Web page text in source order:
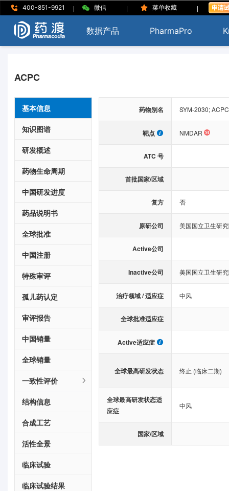
400-851-9921 | 微信 | 菜单收藏 |
数据产品 PharmaPro
ACPC
基本信息
知识图谱
研发概述
药物生命周期
中国研发进度
药品说明书
全球批准
中国注册
特殊审评
孤儿药认定
审评报告
中国销量
全球销量
一致性评价
结构信息
合成工艺
活性全景
临床试验
临床试验结果
药物别名 SYM-2030; ACPC
靶点 NMDAR
ATC 号
首批国家/区域
复方 否
原研公司 美国国立卫生研
Active公司
Inactive公司 美国国立卫生研
治疗领域 / 适应症 中风
全球批准适应症
Active适应症
全球最高研发状态 终止 (临床二期)
全球最高研发状态适
应症
中风
国家/区域